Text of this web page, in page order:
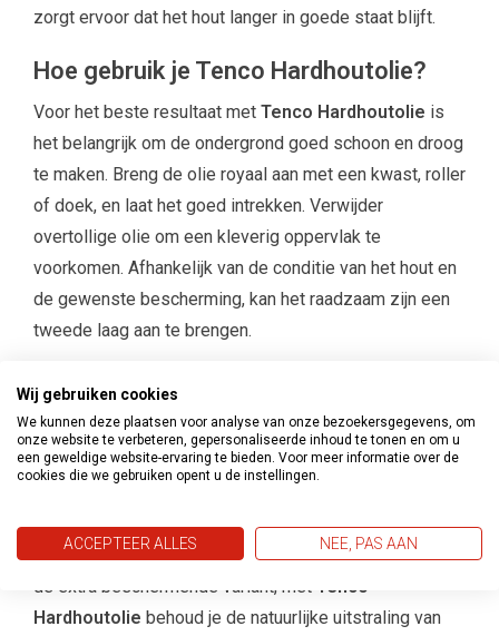
zorgt ervoor dat het hout langer in goede staat blijft.
Hoe gebruik je Tenco Hardhoutolie?
Voor het beste resultaat met Tenco Hardhoutolie is
het belangrijk om de ondergrond goed schoon en droog
te maken. Breng de olie royaal aan met een kwast, roller
of doek, en laat het goed intrekken. Verwijder
overtollige olie om een kleverig oppervlak te
voorkomen. Afhankelijk van de conditie van het hout en
de gewenste bescherming, kan het raadzaam zijn een
tweede laag aan te brengen.
Bestel Tenco Hardhoutolie bij Verf
en Behangland
Bij Verf en Behangland kun je eenvoudigTenco
buitenoppervlakken duurzaam te beschermen en te
onderhouden. Of je nu kiest voor transparant, bruin of
de extra beschermende variant, met Tenco
Hardhoutolie behoud je de natuurlijke uitstraling van
Wij gebruiken cookies
We kunnen deze plaatsen voor analyse van onze bezoekersgegevens, om
onze website te verbeteren, gepersonaliseerde inhoud te tonen en om u
een geweldige website-ervaring te bieden. Voor meer informatie over de
cookies die we gebruiken opent u de instellingen.
ACCEPTEER ALLES NEE, PAS AAN